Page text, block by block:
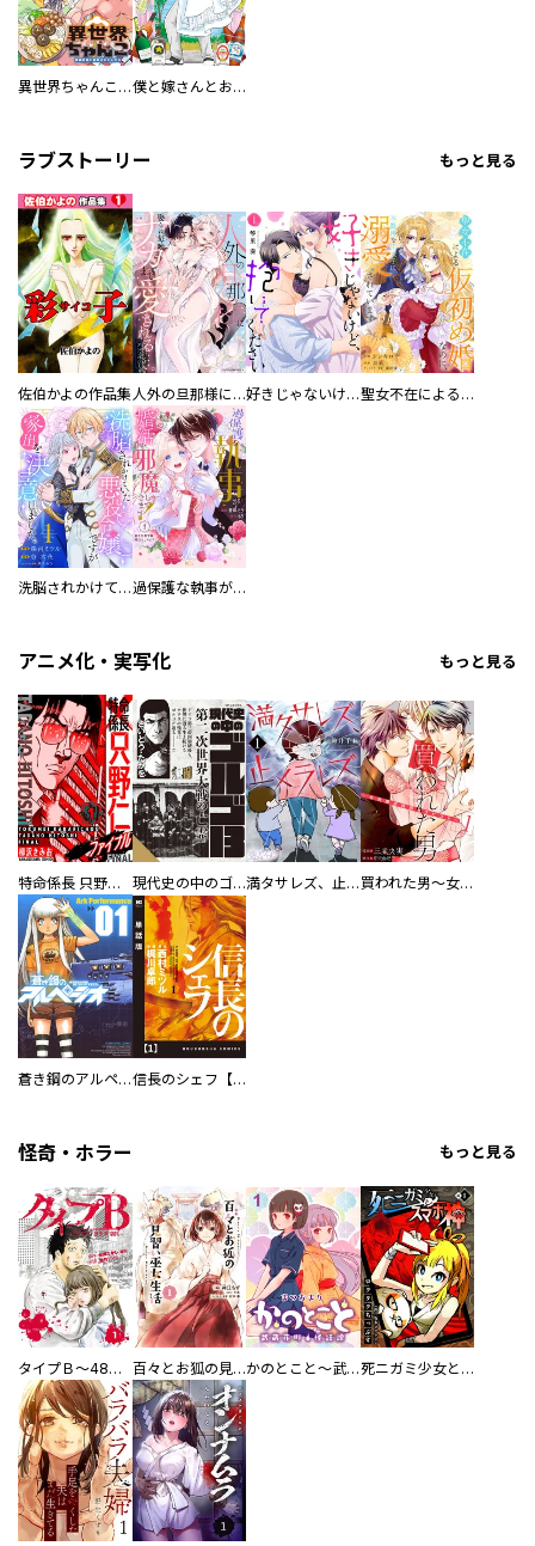
異世界ちゃんこ～横綱目前に召喚されたんだが～ 【連載版】 僕と嫁さんとお酒の関係
ラブストーリー もっと見る
佐伯かよの作品集 人外の旦那様に娶られ毎晩ナカまで愛される…。アンソロジー 好きじゃないけど、抱いてください【電子単行本版／特典おまけ付き】 聖女不在による仮初め婚なのに、不器用な王太子に溺愛されています【電子単行本版／特典おまけ付き】
洗脳されかけていた悪役令嬢ですが家出を決意しました。【電子単行本版／特典おまけ付き】 過保護な執事が私の婚活を邪魔してきます！ 分冊版
アニメ化・実写化 もっと見る
特命係長 只野仁ファイナル 愛蔵版 現代史の中のゴルゴ13 満タサレズ、止メラレズ 買われた男～女性限定快感セラピスト～【描き下ろしおまけ付き特装版】
蒼き鋼のアルペジオ 信長のシェフ【単話版】
怪奇・ホラー もっと見る
タイプＢ～48時間後、致死率100％～【単話】 百々とお狐の見習い巫女生活【単行本版】 かのとこと～武蔵花町怪話譚～ 【連載版】 死ニガミ少女とスマホ神